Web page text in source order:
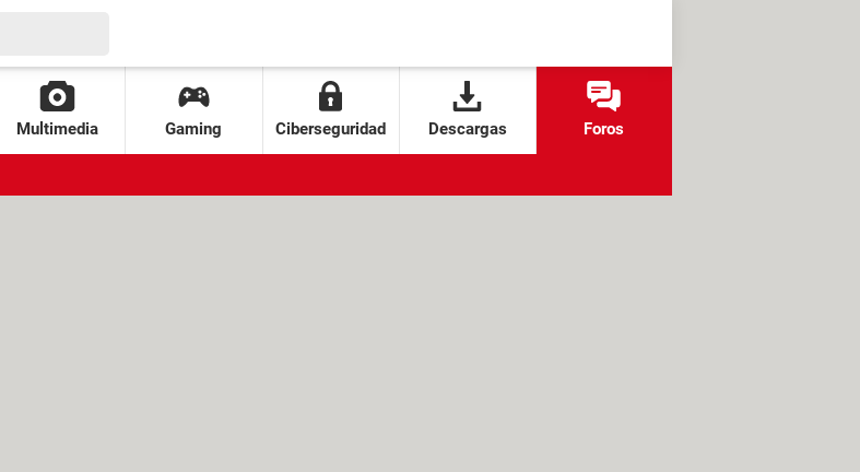
Multimedia Gaming Ciberseguridad Descargas Foros